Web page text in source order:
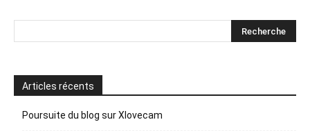
Articles récents
Poursuite du blog sur Xlovecam